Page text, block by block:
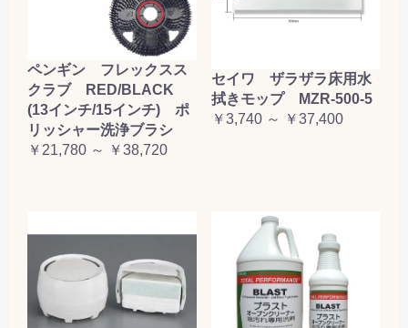
ペンギン フレックスス
クラブ RED/BLACK
(13インチ/15インチ) ポ
リッシャー洗浄ブラシ
￥21,780 ～ ￥38,720
セイワ ザラザラ床用水
拭きモップ MZR-500-5
￥3,740 ～ ￥37,400